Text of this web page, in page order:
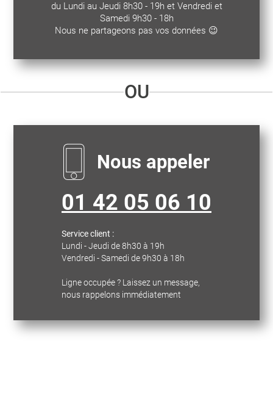
du Lundi au Jeudi 8h30 - 19h et Vendredi et
Samedi 9h30 - 18h
Nous ne partageons pas vos données 😉
OU
Nous appeler
01 42 05 06 10
Service client :
Lundi - Jeudi de 8h30 à 19h
Vendredi - Samedi de 9h30 à 18h
Ligne occupée ? Laissez un message,
nous rappelons immédiatement